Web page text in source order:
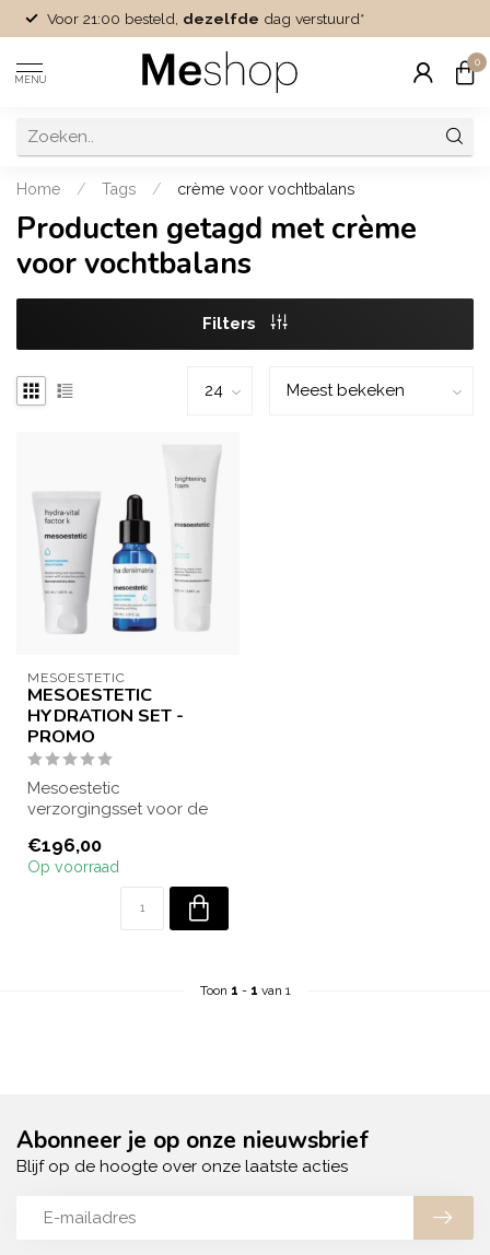
Voor 21:00 besteld, dezelfde dag verstuurd*
MENU
0
Home / Tags / crème voor vochtbalans
Producten getagd met crème
voor vochtbalans
Filters
MESOESTETIC
MESOESTETIC
HYDRATION SET -
PROMO
Mesoestetic
verzorgingsset voor de
een AHA huidreiniger, h...
€196,00
Op voorraad
Toon 1 - 1 van 1
Abonneer je op onze nieuwsbrief
Blijf op de hoogte over onze laatste acties